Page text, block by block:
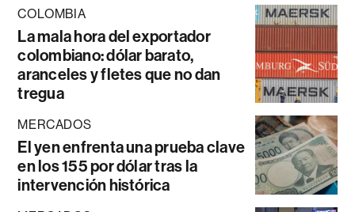
COLOMBIA
La mala hora del exportador
colombiano: dólar barato,
aranceles y fletes que no dan
tregua
MERCADOS
El yen enfrenta una prueba clave
en los 155 por dólar tras la
intervención histórica